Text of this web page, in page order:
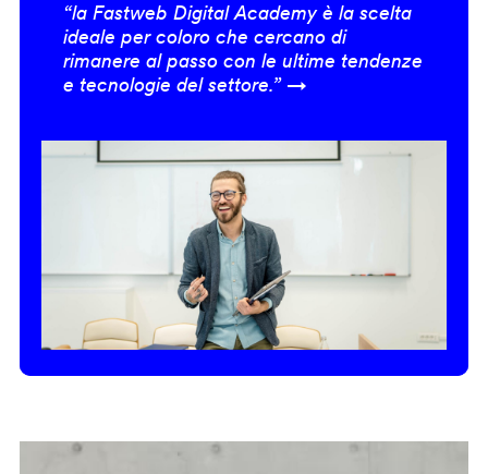
“la Fastweb Digital Academy è la scelta
ideale per coloro che cercano di
rimanere al passo con le ultime tendenze
e tecnologie del settore.” →